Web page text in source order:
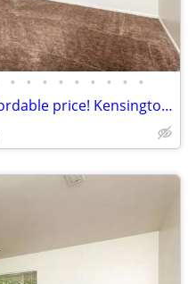
• • • • • • • • •
Amazing 3 Bedroom at an affordable price! Kensington Place